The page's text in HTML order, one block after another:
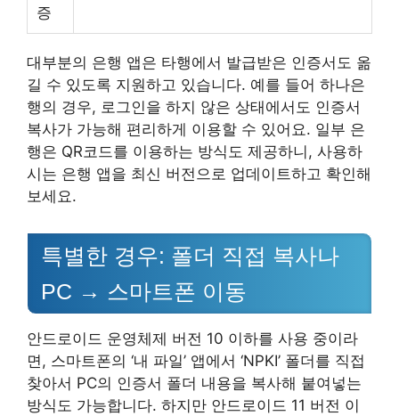
증
대부분의 은행 앱은 타행에서 발급받은 인증서도 옮
길 수 있도록 지원하고 있습니다. 예를 들어 하나은
행의 경우, 로그인을 하지 않은 상태에서도 인증서
복사가 가능해 편리하게 이용할 수 있어요. 일부 은
행은 QR코드를 이용하는 방식도 제공하니, 사용하
시는 은행 앱을 최신 버전으로 업데이트하고 확인해
보세요.
특별한 경우: 폴더 직접 복사나
PC → 스마트폰 이동
안드로이드 운영체제 버전 10 이하를 사용 중이라
면, 스마트폰의 ‘내 파일’ 앱에서 ‘NPKI’ 폴더를 직접
찾아서 PC의 인증서 폴더 내용을 복사해 붙여넣는
방식도 가능합니다. 하지만 안드로이드 11 버전 이